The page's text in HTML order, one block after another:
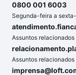
0800 001 6003
Segunda-feira a
Assuntos
Assuntos